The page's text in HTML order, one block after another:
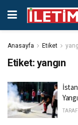
Anasayfa Etiket
Etiket: yangın